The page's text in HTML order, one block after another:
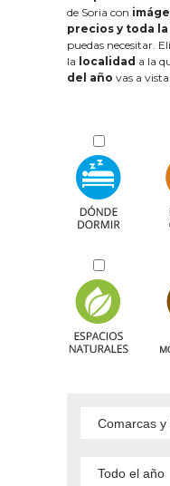
de Soria con
precios y toda
puedas necesitar.
la localidad a la
del año vas a